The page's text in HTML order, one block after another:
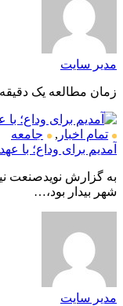
مدیر سایت
زمان مطالعه یک دقیقه
تمام اخبار ,
جامعه
آمدیم برای وداع؛ با
به گزارش نویدصنعت
شهر بیدار بود،…
مدیر سایت